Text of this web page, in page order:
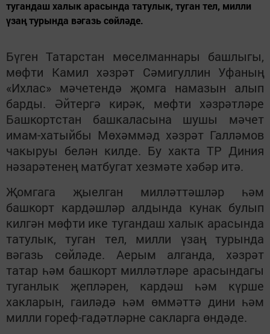
тугандаш халык арасында татулык, туган тел, милли
үзаң турында вәгазь сөйләде.
Бүген Татарстан мөселманнары башлыгы,
мөфти Камил хәзрәт Сәмигуллин Уфаның
«Ихлас» мәчетендә җомга намазын алып
барды. Әйтергә кирәк, мөфти хәзрәтләре
Башкортстан башкаласына шушы мәчет
имам-хатыйбы Мөхәммәд хәзрәт Галләмов
чакыруы белән килде. Бу хакта ТР Диния
нәзарәтенең матбугат хезмәте хәбәр итә.
Җомгага җыелган милләттәшләр һәм
башкорт кардәшләр алдында кунак булып
килгән мөфти ике тугандаш халык арасында
татулык, туган тел, милли үзаң турында
вәгазь сөйләде. Аерым алганда, хәзрәт
татар һәм башкорт милләтләре арасындагы
туганлык җепләрен, кардәш һәм күрше
хакларын, гаиләдә һәм өммәттә дини һәм
милли гореф-гадәтләрне сакларга өндәде.